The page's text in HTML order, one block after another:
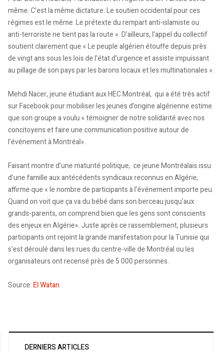
même. C’est la même dictature. Le soutien occidental pour ces
régimes est le même. Le prétexte du rempart anti-islamiste ou
anti-terroriste ne tient pas la route ». D’ailleurs, l’appel du collectif
soutient clairement que « Le peuple algérien étouffe depuis près
de vingt ans sous les lois de l’état d’urgence et assiste impuissant
au pillage de son pays par les barons locaux et les multinationales ».
Mehdi Nacer, jeune étudiant aux HEC Montréal, qui a été très actif
sur Facebook pour mobiliser les jeunes d’origine algérienne estime
que son groupe a voulu « témoigner de notre solidarité avec nos
concitoyens et faire une communication positive autour de
l’événement à Montréal».
Faisant montre d’une maturité politique, ce jeune Montréalais issu
d’une famille aux antécédents syndicaux reconnus en Algérie,
affirme que « le nombre de participants à l’événement importe peu.
Quand on voit que ça va du bébé dans son berceau jusqu’aux
grands-parents, on comprend bien que les gens sont conscients
des enjeux en Algérie». Juste après ce rassemblement, plusieurs
participants ont rejoint la grande manifestation pour la Tunisie qui
s’est déroulé dans les rues du centre-ville de Montréal ou les
organisateurs ont recensé près de 5 000 personnes.
Source:El Watan
DERNIERS ARTICLES